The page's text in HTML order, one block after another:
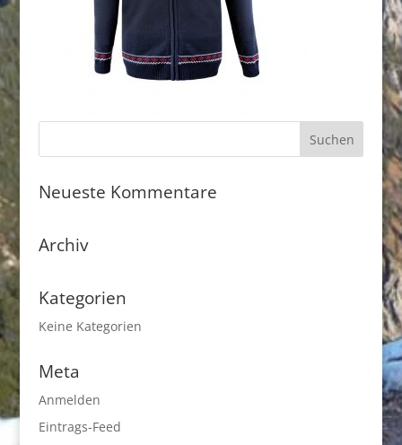
Neueste Kommentare
Archiv
Kategorien
Keine Kategorien
Meta
Anmelden
Eintrags-Feed